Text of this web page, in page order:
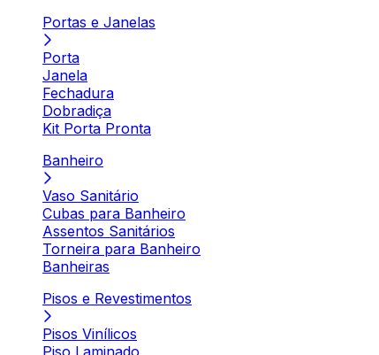
Portas e Janelas
Porta
Janela
Fechadura
Dobradiça
Kit Porta Pronta
Banheiro
Vaso Sanitário
Cubas para Banheiro
Assentos Sanitários
Torneira para Banheiro
Banheiras
Pisos e Revestimentos
Pisos Vinílicos
Piso Laminado